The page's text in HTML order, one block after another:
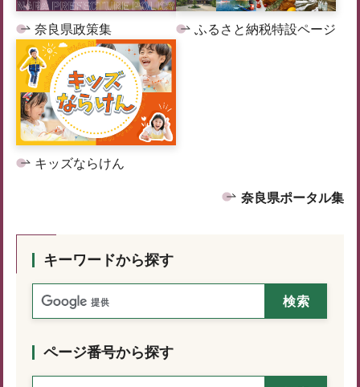
奈良県政策集 ふるさと納税特設ページ
キッズならけん
奈良県ポータル集
キーワードから探す
ページ番号から探す